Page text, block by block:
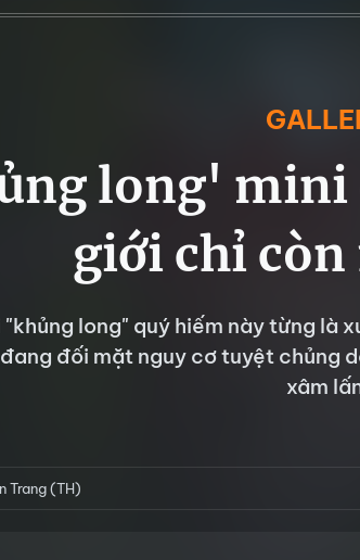
long' mini
giới chỉ còn
"khủng long" quý hiếm này từng là
đối mặt nguy cơ tuyệt chủng
xâm
Trang (TH)